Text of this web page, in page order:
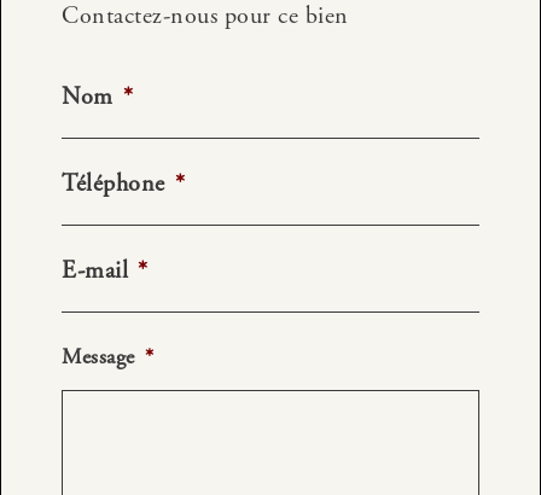
Contactez-nous pour ce bien
Nom *
Téléphone *
E-mail *
Message *